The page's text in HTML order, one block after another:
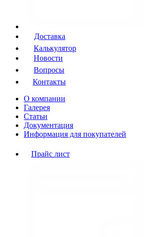
Доставка
Калькулятор
Новости
Вопросы
Контакты
О компании
Галерея
Статьи
Документация
Информация для покупателей
Прайс лист